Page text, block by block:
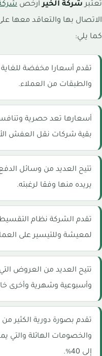
تعتبر شركة الخيرأرخص
الاتصال بها والتعاقد معها
كما يلي:
تقدم أسعارا مخفضة
والطبقات من العملاء.
أسعارها تعد حصرية
بقية شركات نقل العفش
تتيح العديد من وسائل
يريده منها وفقا لرغبته.
تقدم الشركة نظام
لمعيشة وللتيسير على
تتيح العديد من العروض
وأسبوعية وشهرية وأخرى
تقدم بصورة دورية الكثير من
والخصومات الهائلة والتي
إلى 40%.